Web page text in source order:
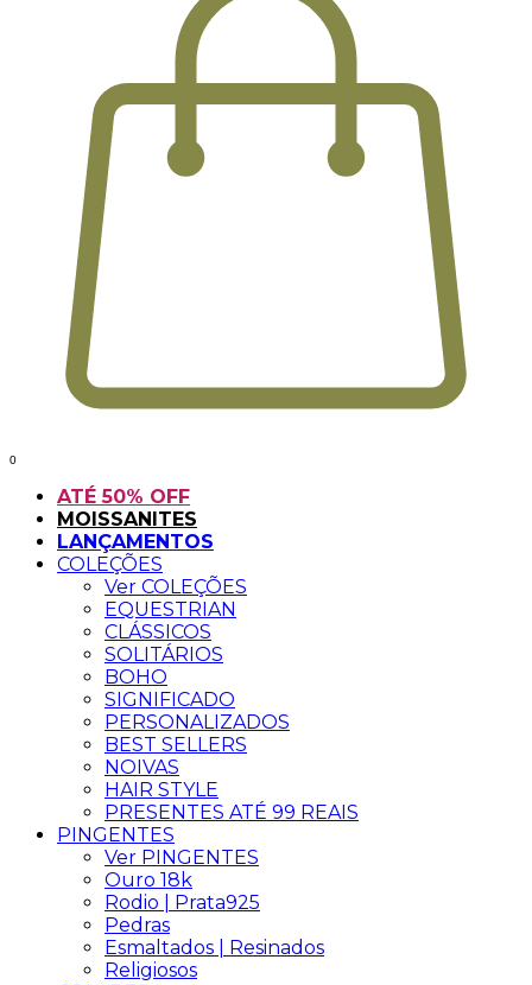
0
ATÉ 50% OFF
MOISSANITES
LANÇAMENTOS
COLEÇÕES
Ver COLEÇÕES
EQUESTRIAN
CLÁSSICOS
SOLITÁRIOS
BOHO
SIGNIFICADO
PERSONALIZADOS
BEST SELLERS
NOIVAS
HAIR STYLE
PRESENTES ATÉ 99 REAIS
PINGENTES
Ver PINGENTES
Ouro 18k
Rodio | Prata925
Pedras
Esmaltados | Resinados
Religiosos